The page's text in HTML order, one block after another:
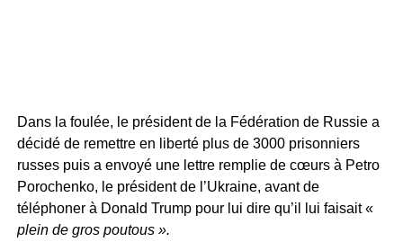
Dans la foulée, le président de la Fédération de Russie a
décidé de remettre en liberté plus de 3000 prisonniers
russes puis a envoyé une lettre remplie de cœurs à Petro
Porochenko, le président de l’Ukraine, avant de
téléphoner à Donald Trump pour lui dire qu’il lui faisait «
plein de gros poutous ».